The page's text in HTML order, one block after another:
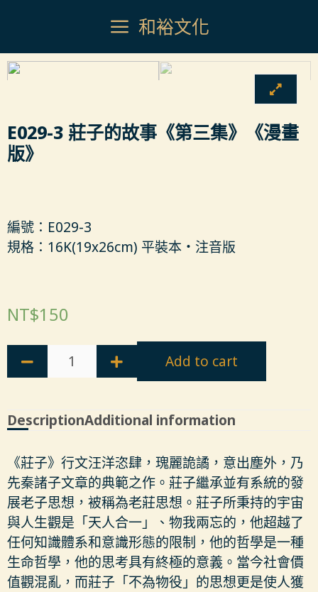
和裕文化
E029-3 莊子的故事《第三集》《漫畫
版》
編號：E029-3
規格：16K(19x26cm) 平裝本‧注音版
NT$150
Add to cart
DescriptionAdditional information
《莊子》行文汪洋恣肆，瑰麗詭譎，意出塵外，乃
先秦諸子文章的典範之作。莊子繼承並有系統的發
展老子思想，被稱為老莊思想。莊子所秉持的宇宙
與人生觀是「天人合一」、物我兩忘的，他超越了
任何知識體系和意識形態的限制，他的哲學是一種
生命哲學，他的思考具有終極的意義。當今社會價
值觀混亂，而莊子「不為物役」的思想更是使人獲